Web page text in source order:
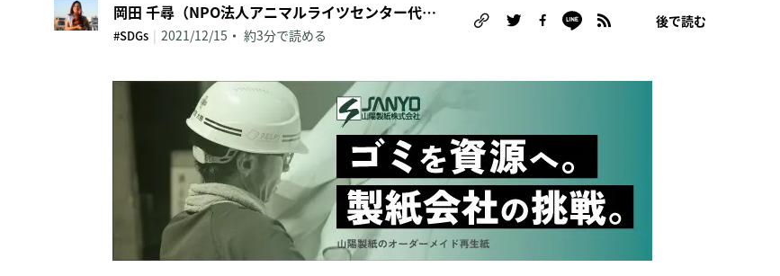
岡田 千尋（NPO法人アニマルライツセンター代表理事/オルタナ客員論説委員）
#SDGs | 2021/12/15 約3分で読める
後で読む